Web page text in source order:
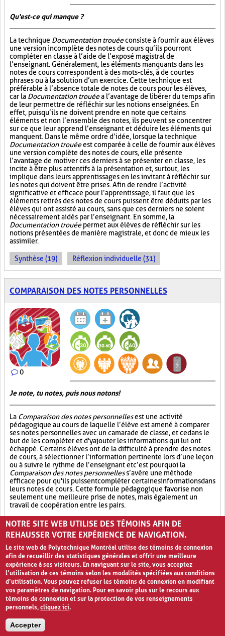
Qu'est-ce qui manque ?
La technique Documentation trouéeconsiste à fournir aux élèves
une version incomplète des notes de cours qu’ils pourront
compléter en classe à l’aide de l’exposé magistral de
l’enseignant. Généralement, les éléments manquants dans les
notes de cours correspondent à des mots-clés, à de courtes
phrases ou à la solution d’un exercice. Cette technique est
préférable à l’absence totale de notes de cours pour les élèves,
car la Documentation trouéea l’avantage de libérer du temps afin
de leur permettre de réfléchir sur les notions enseignées. En
effet, puisqu’ils ne doivent prendre en note que certains
éléments et non l’ensemble des notes, ils peuvent se concentrer
sur ce que leur apprend l’enseignant et déduire les éléments qui
manquent. Dans le même ordre d’idée, lorsque la technique
Documentation trouéeest comparée à celle de fournir aux élèves
une version complète des notes de cours, elle présente
l’avantage de motiver ces derniers à se présenter en classe, les
incite à être plus attentifs à la présentation et, surtout, les
implique dans leurs apprentissages en les invitant à réfléchir sur
les notes qui doivent être prises. Afin de rendre l’activité
significative et efficace pour l’apprentissage, il faut que les
éléments retirés des notes de cours puissent être déduits par les
élèves qui ont assisté au cours, sans que ces derniers ne soient
nécessairement aidés par l’enseignant. En somme, la
Documentation trouéepermet aux élèves de réfléchir sur les
notions présentées de manière magistrale, et donc de mieux les
assimiler.
Synthèse (19) Réflexion individuelle (31)
COMPARAISON DES NOTES PERSONNELLES
0
Je note, tu notes, puis nous notons!
La Comparaison des notes personnellesest une activité
pédagogique au cours de laquelle l’élève est amené à comparer
ses notes personnelles avec un camarade de classe, et ce dans le
but de les compléter et d'y ajouter les informations qui lui ont
échappé. Certains élèves ont de la difficulté à prendre des notes
de cours, à sélectionner l’information pertinente lors d’une leçon
ou à suivre le rythme de l’enseignant et c’est pourquoi la
Comparaison des notes personnelless’avère une méthode
efficace pour qu'ils puissent compléter certaines informations dans
leurs notes de cours. Cette formule pédagogique favorise non
seulement une meilleure prise de notes, mais également un
travail de coopération entre les pairs.
Partage (13) Synthèse (19) Analyse critique (12)
NOTRE SITE WEB UTILISE DES TÉMOINS AFIN DE
REHAUSSER VOTRE EXPÉRIENCE DE NAVIGATION.
Le site web de Polytechnique Montréal utilise des témoins de connexion
afin de recueillir des statistiques générales et offrir une meilleure
expérience à ses visiteurs. En naviguant sur le site, vous acceptez
l’utilisation de ces témoins selon les modalités spécifiées aux conditions
d’utilisation. Vous pouvez refuser les témoins de connexion en modifiant
vos paramètres de navigation. Pour en savoir plus sur le recours aux
témoins de connexion et sur la protection de vos renseignements
personnels,cliquez ici.
Accepter